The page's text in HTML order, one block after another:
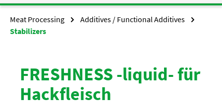
Meat Processing
Additives / Functional Additives
Stabilizers
FRESHNESS -liquid- für
Hackfleisch